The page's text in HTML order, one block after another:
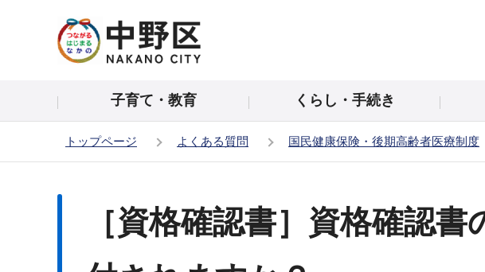
の
頭
子育て・教育 くらし・手続き
トップページ よくある質問 国民健康保険・後期高齢者医療制度
［資格確認書］資格確認